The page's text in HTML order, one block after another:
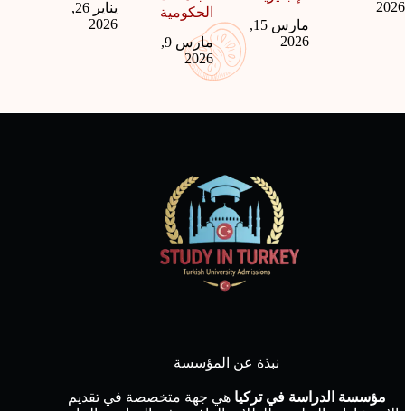
2026
مارس 15,
2026
الحكومية
مارس 9,
2026
يناير 26,
2026
نبذة عن المؤسسة
مؤسسة الدراسة في تركيا هي جهة متخصصة في تقديم